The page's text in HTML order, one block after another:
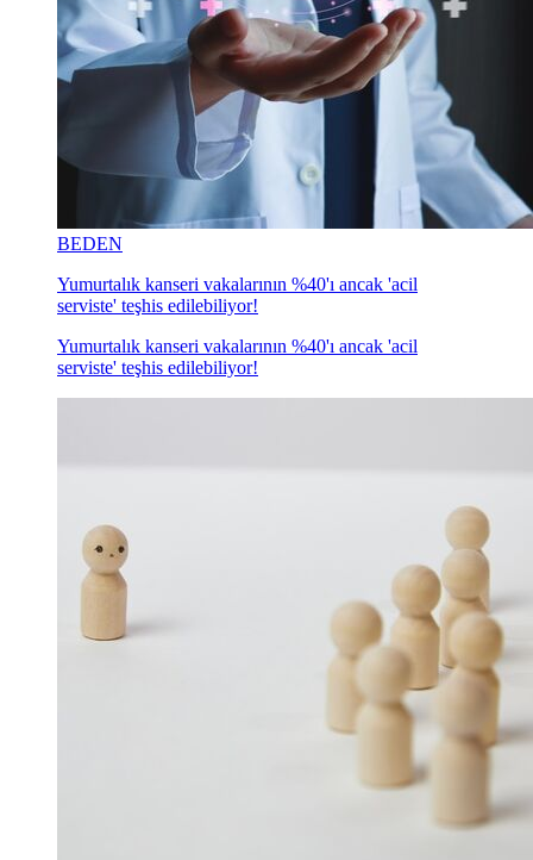
BEDEN
Yumurtalık kanseri vakalarının %40'ı ancak 'acil
serviste' teşhis edilebiliyor!
Yumurtalık kanseri vakalarının %40'ı ancak 'acil
serviste' teşhis edilebiliyor!